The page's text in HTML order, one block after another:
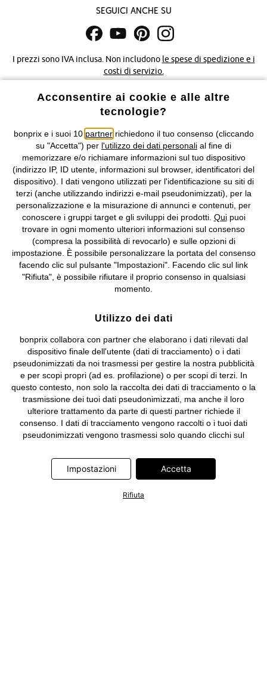
Seguici anche su
I prezzi sono IVA inclusa. Non includono le spese di spedizione e i
costi di servizio.
Condizioni di vendita Accessibilità
Informativa privacy e cookie
Informazioni legali Diritto di recesso
©2026 bonprix.Tutti i diritti riservati.
bonprix S.r.l. con socio unico, sede legale: via Adua 33 - 13855
Valdengo (BI) C.F. 01510910027 - P.I. 01939830020, Reg. Imprese di
Biella n. 01510910027, R.E.A. BI - 171345, N. Reg. Pile:
IT09060P00000858, N. Reg. AEE: IT08020000002105 Capitale
Sociale: euro 1.000.000 i.v, Società soggetta all'attività di direzione
e coordinamento di bonprix Beteiligungs -Verwaltungsgesellschaft
mbH.
Acconsentire ai cookie e alle altre
tecnologie?
bonprix e i suoi 10 partnerrichiedono il tuo consenso (cliccando
su "Accetta") per l'utilizzo dei dati personali al fine di
memorizzare e/o richiamare informazioni sul tuo dispositivo
(indirizzo IP, ID utente, informazioni sul browser, identificatori del
dispositivo). I dati vengono utilizzati per l'identificazione su siti di
terzi (anche utilizzando indirizzi e-mail pseudonimizzati), per la
personalizzazione e la misurazione di annunci e contenuti, per
conoscere i gruppi target e gli sviluppi dei prodotti. Quipuoi
trovare in ogni momento ulteriori informazioni sul consenso
(compresa la possibilità di revocarlo) e sulle opzioni di
impostazione. È possibile personalizzare la portata del consenso
facendo clic sul pulsante "Impostazioni". Facendo clic sul link
"Rifiuta", è possibile rifiutare il proprio consenso in qualsiasi
momento.
Utilizzo dei dati
bonprix collabora con partner che elaborano i dati rilevati dal
dispositivo finale dell'utente (dati di tracciamento) o i dati
pseudonimizzati da noi trasmessi per gestire la nostra pubblicità
e per scopi propri (ad es. profilazione) o per scopi di terzi. In
questo contesto, non solo la raccolta dei dati di tracciamento o la
trasmissione dei tuoi dati pseudonimizzati, ma anche il loro
ulteriore trattamento da parte di questi partner richiede il
consenso. I dati di tracciamento vengono raccolti o i tuoi dati
pseudonimizzati vengono trasmessi solo quando clicchi sul
seguenti società: Adjust GmbH, Criteo SA, Google Ireland
Limited, Hurra Communications GmbH, ID5 Technology Ltd,
Meta Platforms Ireland Limited, Microsoft Ireland Operations
Limited, Pinterest Europe Limited, RTB-House GmbH, TikTok
Impostazioni Accetta
Rifiuta